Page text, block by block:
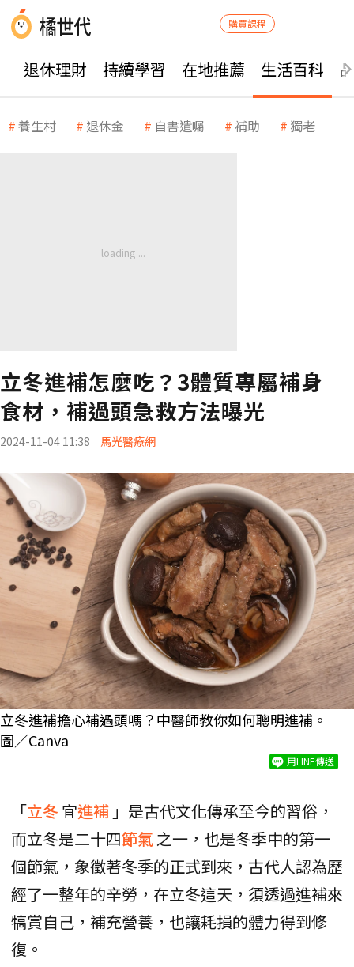
購買課程
退休理財 持續學習 在地推薦 生活百科
養生村 退休金 自書遺囑 補助 獨老
立冬進補怎麼吃？3體質專屬補身
食材，補過頭急救方法曝光
2024-11-04 11:38 馬光醫療網
立冬進補擔心補過頭嗎？中醫師教你如何聰明進補。
圖／Canva
用LINE傳送
「立冬 宜進補 」是古代文化傳承至今的習俗，
而立冬是二十四節氣之一，也是冬季中的第一
個節氣，象徵著冬季的正式到來，古代人認為歷
經了一整年的辛勞，在立冬這天，須透過進補來
犒賞自己，補充營養，也讓耗損的體力得到修
復。